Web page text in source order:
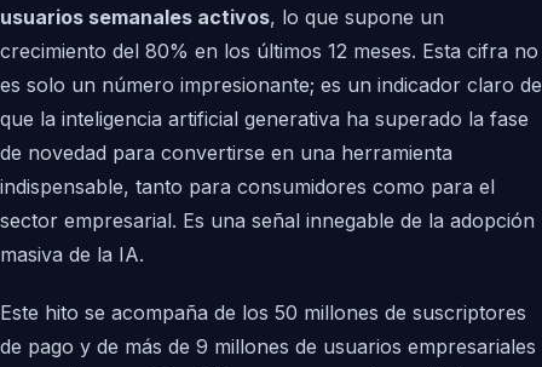
usuarios semanales activos, lo que supone un
crecimiento del 80% en los últimos 12 meses. Esta cifra no
es solo un número impresionante; es un indicador claro de
que la inteligencia artificial generativa ha superado la fase
de novedad para convertirse en una herramienta
indispensable, tanto para consumidores como para el
sector empresarial. Es una señal innegable de la adopción
masiva de la IA.
Este hito se acompaña de los 50 millones de suscriptores
de pago y de más de 9 millones de usuarios empresariales